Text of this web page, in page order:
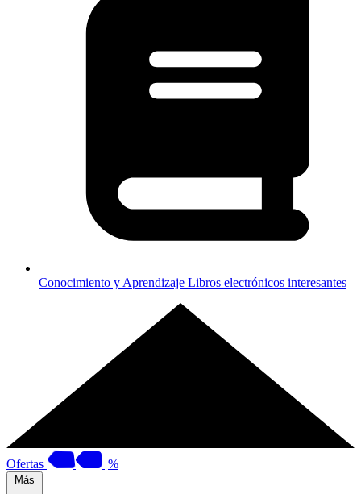
Conocimiento y Aprendizaje Libros electrónicos interesantes
Ofertas %
Más